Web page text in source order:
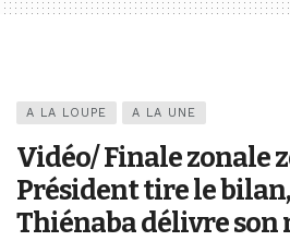
A LA LOUPE A LA UNE
Vidéo/ Finale zonale
Président tire le
Thiénaba délivre son